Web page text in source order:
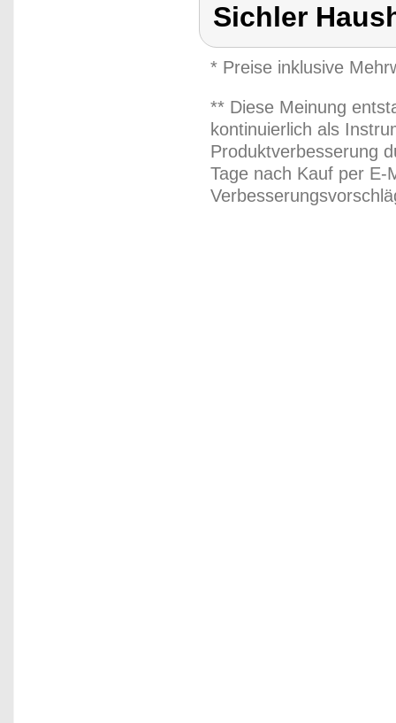
Sichler
* Preise inklusive
** Diese Meinung
kontinuierlich als
Produktverbesserung
Tage nach Kauf per E-